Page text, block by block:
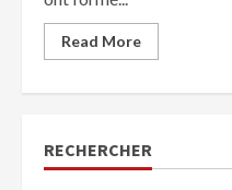
Read More
RECHERCHER